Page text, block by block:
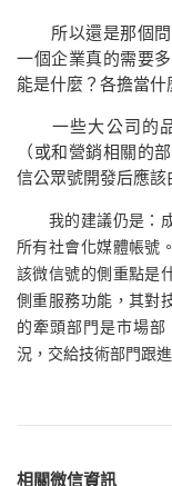
所以還是那個問
一個企業真的需要
能是什麼？各擔當什
一些大公司的品
（或和營銷相關的
信公眾號開發后應該
我的建議仍是：成
所有社會化媒體帳號
該微信號的側重點是
側重服務功能，其對
的牽頭部門是市場
況，交給技術部門跟進
相關微信資訊